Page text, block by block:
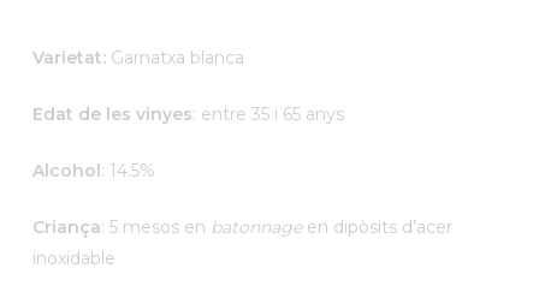
Varietat:Garnatxa blanca
Edat de les vinyes: entre 35 i 65 anys
Alcohol: 14.5%
Criança: 5 mesos en batonnageen dipòsits d’acer
inoxidable